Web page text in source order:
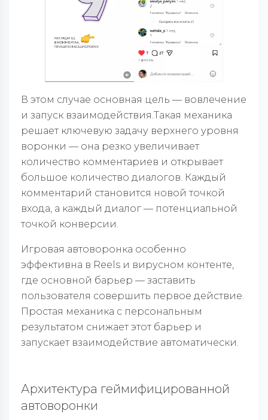
В этом случае основная цель — вовлечение
и запуск взаимодействия.Такая механика
решает ключевую задачу верхнего уровня
воронки — она резко увеличивает
количество комментариев и открывает
большое количество диалогов. Каждый
комментарий становится новой точкой
входа, а каждый диалог — потенциальной
точкой конверсии.
Игровая автоворонка особенно
эффективна в Reels и вирусном контенте,
где основной барьер — заставить
пользователя совершить первое действие.
Простая механика с персональным
результатом снижает этот барьер и
запускает взаимодействие автоматически.
Архитектура геймифицированной
автоворонки